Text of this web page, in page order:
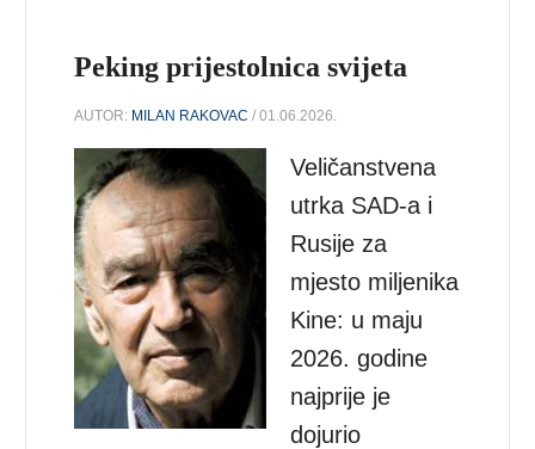
Peking prijestolnica svijeta
AUTOR: MILAN RAKOVAC / 01.06.2026.
Veličanstvena
utrka SAD-a i
Rusije za
mjesto miljenika
Kine: u maju
2026. godine
najprije je
dojurio